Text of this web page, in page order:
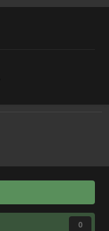
0